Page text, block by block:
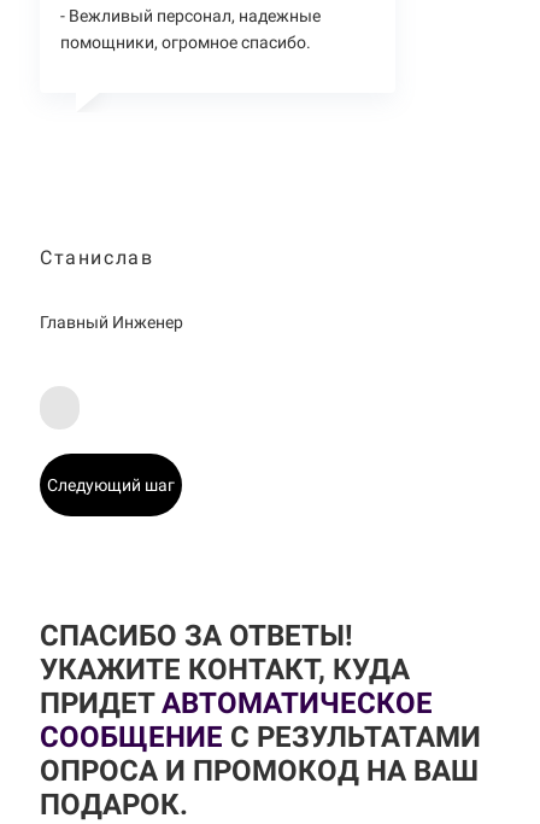
- Вежливый персонал, надежные
помощники, огромное спасибо.
Станислав
Главный Инженер
Следующий шаг
СПАСИБО ЗА ОТВЕТЫ!
УКАЖИТЕ КОНТАКТ, КУДА
ПРИДЕТАВТОМАТИЧЕСКОЕ
СООБЩЕНИЕ С РЕЗУЛЬТАТАМИ
ОПРОСА И ПРОМОКОД НА ВАШ
ПОДАРОК.